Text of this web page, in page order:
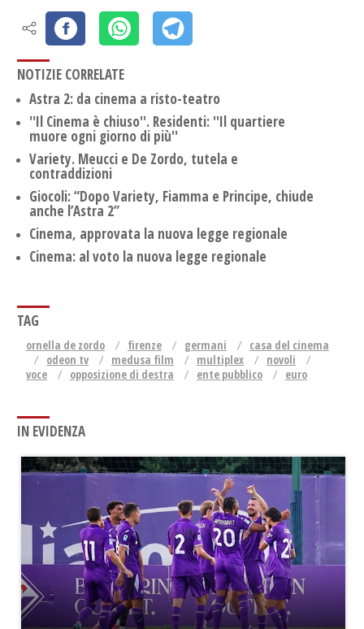
NOTIZIE CORRELATE
Astra 2: da cinema a risto-teatro
''Il Cinema è chiuso''. Residenti: ''Il quartiere
muore ogni giorno di più''
Variety. Meucci e De Zordo, tutela e
contraddizioni
Giocoli: “Dopo Variety, Fiamma e Principe, chiude
anche l’Astra 2”
Cinema, approvata la nuova legge regionale
Cinema: al voto la nuova legge regionale
TAG
ornella de zordo firenze germani
casa del cinema
odeon tv
medusa film multiplex
novoli
voce
opposizione di destra ente pubblico euro
IN EVIDENZA